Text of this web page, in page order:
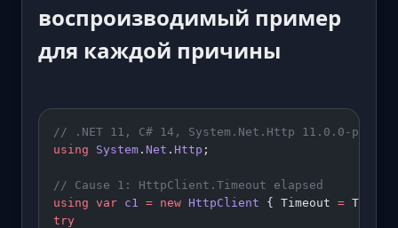
воспроизводимый пример
для каждой причины
// .NET 11, C# 14, System.Net.Http 11.0.0-
using System . Net . Http ;
// Cause 1: HttpClient.Timeout elapsed
using var c1 = new HttpClient { Timeout =
try